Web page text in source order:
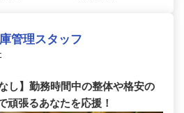
管理スタッフ
し】勤務時間中の整体や格安の
頑張るあなたを応援！